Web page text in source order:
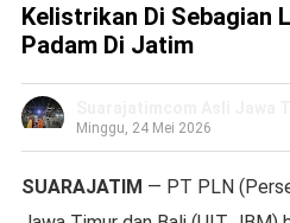
Kelistrikan Di Sebagian
Padam Di Jatim
Minggu, 24 Mei 2026
SUARAJATIM — PT PLN